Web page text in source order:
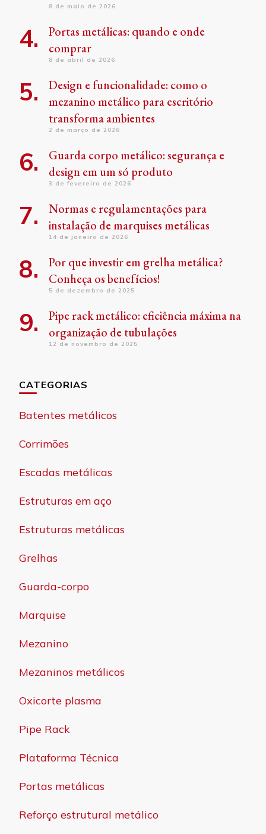
8 de maio de 2026
Portas metálicas: quando e onde
comprar
8 de abril de 2026
Design e funcionalidade: como o
mezanino metálico para escritório
transforma ambientes
2 de março de 2026
Guarda corpo metálico: segurança e
design em um só produto
3 de fevereiro de 2026
Normas e regulamentações para
instalação de marquises metálicas
14 de janeiro de 2026
Por que investir em grelha metálica?
Conheça os benefícios!
5 de dezembro de 2025
Pipe rack metálico: eficiência máxima na
organização de tubulações
12 de novembro de 2025
CATEGORIAS
Batentes metálicos
Corrimões
Escadas metálicas
Estruturas em aço
Estruturas metálicas
Grelhas
Guarda-corpo
Marquise
Mezanino
Mezaninos metálicos
Oxicorte plasma
Pipe Rack
Plataforma Técnica
Portas metálicas
Reforço estrutural metálico